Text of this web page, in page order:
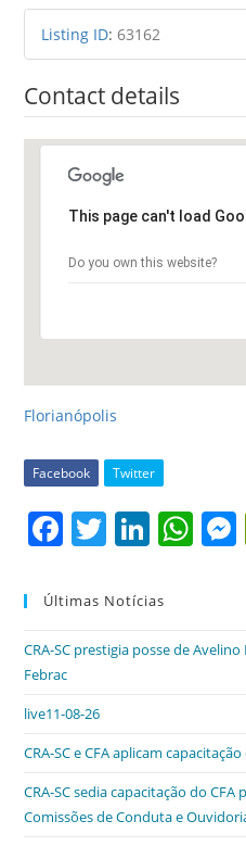
Listing ID:63162
Contact details
This page can't load
Do you own this website?
Florianópolis
Facebook Twitter
F
c
b
o
o
k
T
itt
er
Li
k
dI
W
A
p
Últimas Notícias
CRA-SC prestigia posse de
Febrac
live11-08-26
CRA-SC e CFA aplicam
CRA-SC sedia capacitação do
Comissões de Conduta e